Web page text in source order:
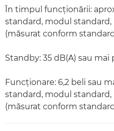
În timpul funcţionării:
standard, modul
(măsurat conform
Standby: 35 dB(A) sau mai
Funcţionare: 6,2 beli sau
standard, modul
(măsurat conform